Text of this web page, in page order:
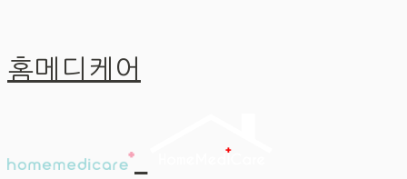
홈메디케어